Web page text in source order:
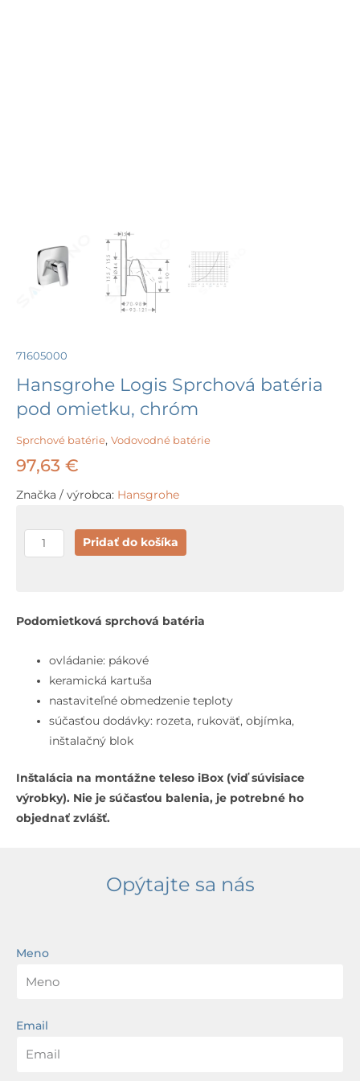
71605000
Hansgrohe Logis Sprchová batéria
pod omietku, chróm
Sprchové batérie, Vodovodné batérie
97,63 €
Značka / výrobca: Hansgrohe
množstvo
Hansgrohe
batéria
omietku,
chróm
Pridať do košíka
Podomietková sprchová batéria
ovládanie: pákové
keramická kartuša
nastaviteľné obmedzenie teploty
súčasťou dodávky: rozeta, rukoväť, objímka,
inštalačný blok
Inštalácia na montážne teleso iBox (viď súvisiace
výrobky). Nie je súčasťou balenia, je potrebné ho
objednať zvlášť.
Opýtajte sa nás
Meno
Email